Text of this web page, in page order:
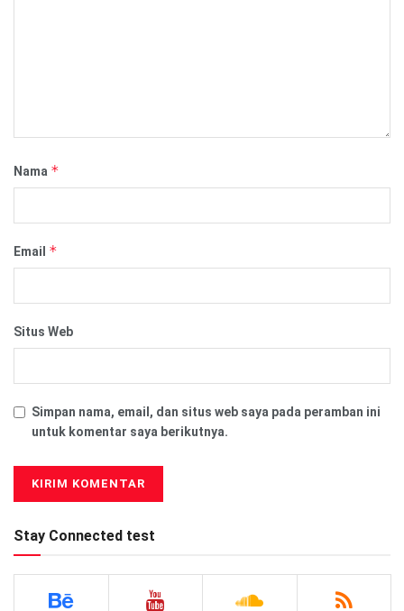
Nama *
Email *
Situs Web
Simpan nama, email, dan situs web saya pada peramban ini
untuk komentar saya berikutnya.
Stay Connected test